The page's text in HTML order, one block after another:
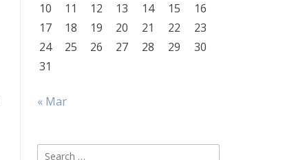
10
11 12 13 14 15
16
17
18 19 20 21 22
23
24
25 26 27 28 29
30
31
« Mar
Search